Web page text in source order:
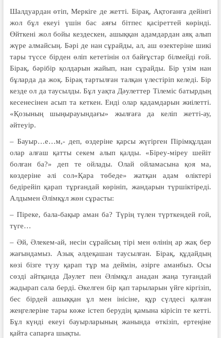
Шалдуардан өтіп, Меркіге де жетті. Бірақ, Ақтоғанға дейінгі
жол бұл екеуі үшін бас аяғы бітпес қасіреттей көрінді.
Өйткені жол бойы кездескен, ашыққан адамдардан аяқ алып
жүре алмайсың. Бәрі де нан сұрайды, ал, аш өзектеріне шикі
тары түссе бірден өліп кететінін ол байғұстар білмейді ғой.
Бірақ, бәрібір қолдарын жайып, нан сұрайды. Бір үзім нан
бұларда да жоқ. Бірақ тартылған талқан үлестіріп келеді. Бір
кезде ол да таусылды. Бұл уақта Дәулеттер Тілеміс батырдың
кесенесінен асып та кеткен. Енді олар қадамдарын жиілетті.
«Қозының шыңырауындағы» жылғаға да келіп жетті-ау,
әйтеуір.
– Бауыр…е…м,- деп, өздеріне қарсы жүгірген Пірімқұлдан
олар алғаш қатты секем алып қалды. «Біреу-міреу шейіт
болған ба?» деп те ойлады. Олай ойламасына қоя ма,
көздеріне әлі сол«Қара төбеде» жатқан адам өліктері
бедірейіп қарап тұрғандай көрініп, жандарын түршіктіреді.
Алдымен Әлімқұл жөн сұрасты:
– Піреке, бала-бақыр аман ба? Түрің түлен түрткендей ғой,
түге…
– Әй, Әлекем-ай, несін сұрайсың тірі мен өлінің ар жақ бер
жағындамыз. Азық әлдеқашан таусылған. Бірақ, құдайдың
көзі бізге түзу қарап тұр ма деймін, әзірге аманбыз. Осы
сөзді айтқанда Дәулет пен Әлімқұл анадан жаңа туғандай
жадырап сала берді. Әкелген бір қап тарыларын үйге кіргізіп,
бес бірдей ашыққан ұл мен інісіне, құр сүлдесі қалған
жеңгелеріне тары көже істеп берудің қамына кірісіп те кетті.
Бұл күнді екеуі бауырларының жанында өткізіп, ертеңіне
қайта сапарға шықты.